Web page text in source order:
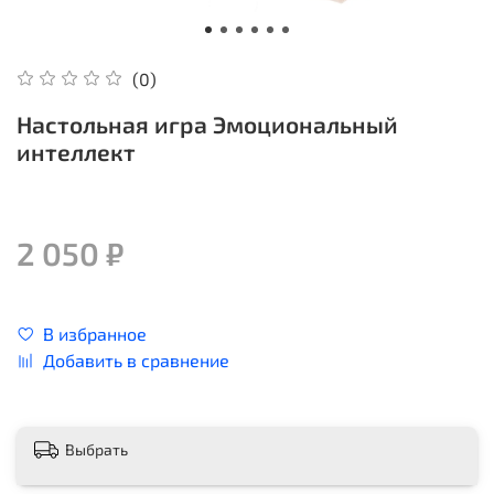
(0)
Настольная игра Эмоциональный
интеллект
2 050 ₽
В избранное
Добавить в сравнение
Выбрать